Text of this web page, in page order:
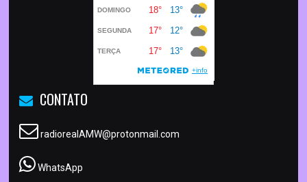
CONTATO
radiorealAMW@protonmail.com
WhatsApp